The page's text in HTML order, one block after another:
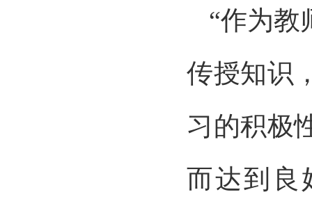
“作为教
传授知识
习的积极
而达到良